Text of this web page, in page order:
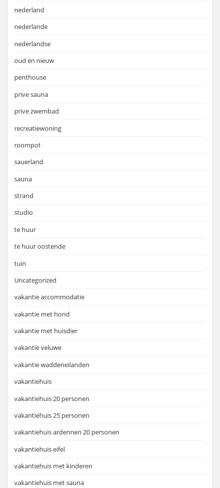
nederland
nederlande
nederlandse
oud en nieuw
penthouse
prive sauna
prive zwembad
recreatiewoning
roompot
sauerland
sauna
strand
studio
te huur
te huur oostende
tuin
Uncategorized
vakantie accommodatie
vakantie met hond
vakantie met huisdier
vakantie veluwe
vakantie waddeneilanden
vakantiehuis
vakantiehuis 20 personen
vakantiehuis 25 personen
vakantiehuis ardennen 20 personen
vakantiehuis eifel
vakantiehuis met kinderen
vakantiehuis met sauna